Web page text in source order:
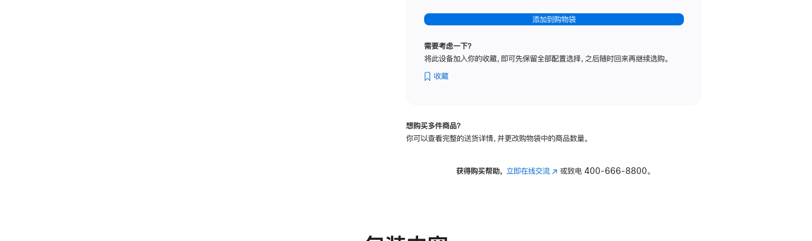
-
纳
理
可
斜
添加到购物袋
需要考虑一下？
将此设备加入你的收藏，即可先保留全部配置选择，之后随时回来再继续选购。
收藏
想购买多件商品？
你可以查看完整的送货详情，并更改购物袋中的商品数量。
获得购买帮助， 立即在线交流(在 或致电400-666-8800。